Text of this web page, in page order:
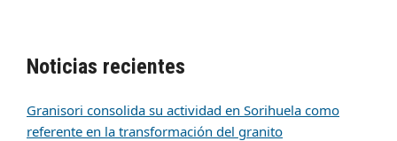
Noticias recientes
Granisori consolida su actividad en Sorihuela como
referente en la transformación del granito